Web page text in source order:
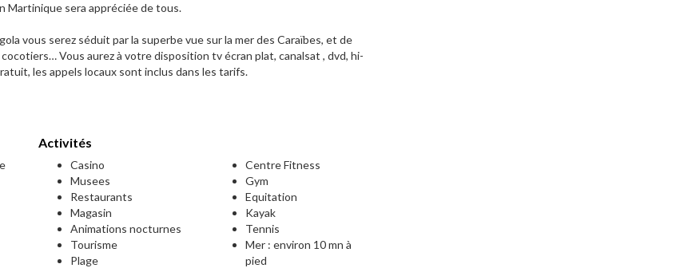
Martinique sera appréciée de tous.
vous serez séduit par la superbe vue sur la mer des Caraïbes, et de
Vous aurez à votre disposition tv écran plat, canalsat , dvd, hi-
les appels locaux sont inclus dans les tarifs.
Activités
Casino
Musees
Restaurants
Magasin
Animations nocturnes
Tourisme
Plage
Centre Fitness
Gym
Equitation
Kayak
Tennis
Mer : environ 10 mn à
pied